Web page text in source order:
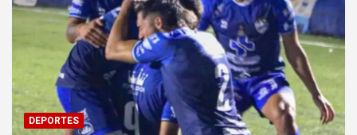
DEPORTES